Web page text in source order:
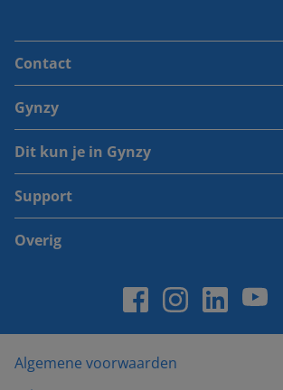
Contact
Gynzy
Dit kun je in Gynzy
Support
Overig
Algemene voorwaarden